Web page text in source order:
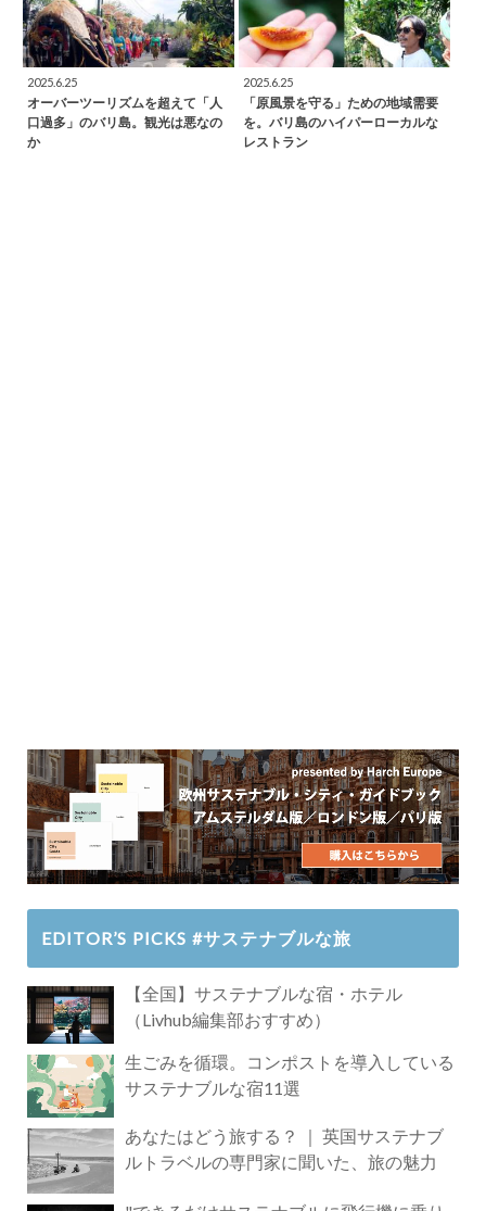
2025.6.25
オーバーツーリズムを超えて「人
口過多」のバリ島。観光は悪なの
か
2025.6.25
「原風景を守る」ための地域需要
を。バリ島のハイパーローカルな
レストラン
EDITOR’S PICKS #サステナブルな旅
【全国】サステナブルな宿・ホテル
（Livhub編集部おすすめ）
生ごみを循環。コンポストを導入している
サステナブルな宿11選
あなたはどう旅する？ ｜ 英国サステナブ
ルトラベルの専門家に聞いた、旅の魅力